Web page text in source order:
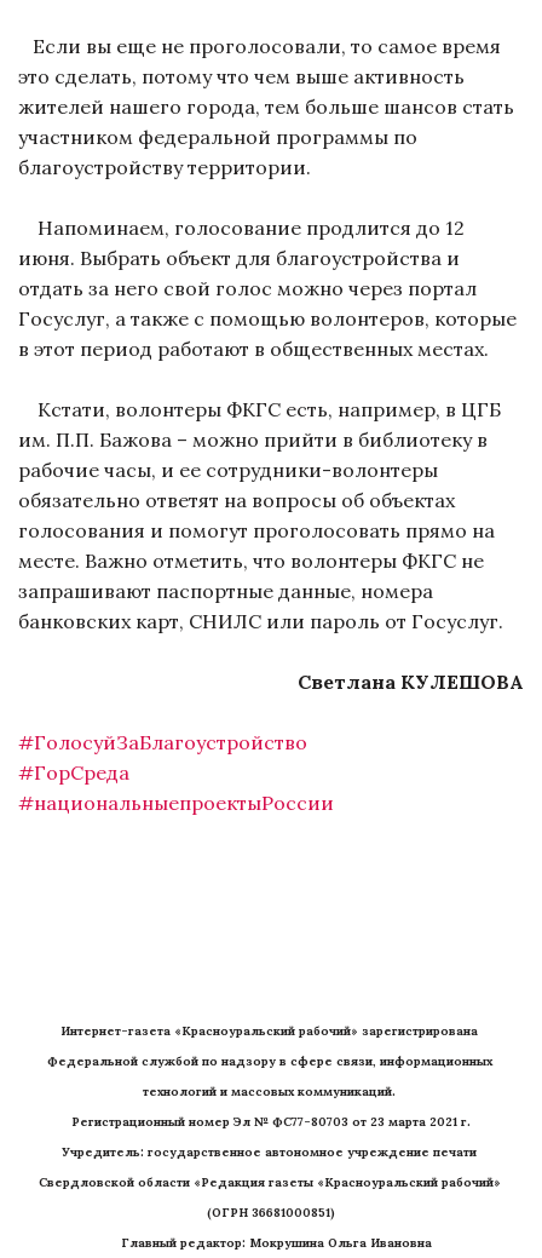
Если вы еще не проголосовали, то самое время
это сделать, потому что чем выше активность
жителей нашего города, тем больше шансов стать
участником федеральной программы по
благоустройству территории.
Напоминаем, голосование продлится до 12
июня. Выбрать объект для благоустройства и
отдать за него свой голос можно через портал
Госуслуг, а также с помощью волонтеров, которые
в этот период работают в общественных местах.
Кстати, волонтеры ФКГС есть, например, в ЦГБ
им. П.П. Бажова – можно прийти в библиотеку в
рабочие часы, и ее сотрудники-волонтеры
обязательно ответят на вопросы об объектах
голосования и помогут проголосовать прямо на
месте. Важно отметить, что волонтеры ФКГС не
запрашивают паспортные данные, номера
банковских карт, СНИЛС или пароль от Госуслуг.
Светлана КУЛЕШОВА
#ГолосуйЗаБлагоустройство
#ГорСреда
#национальныепроектыРоссии
Интернет-газета «Красноуральский рабочий» зарегистрирована
Федеральной службой по надзору в сфере связи, информационных
технологий и массовых коммуникаций.
Регистрационный номер Эл № ФС77-80703 от 23 марта 2021 г.
Учредитель: государственное автономное учреждение печати
Свердловской области «Редакция газеты «Красноуральский рабочий»
(ОГРН 36681000851)
   Главный редактор: Мокрушина Ольга Ивановна